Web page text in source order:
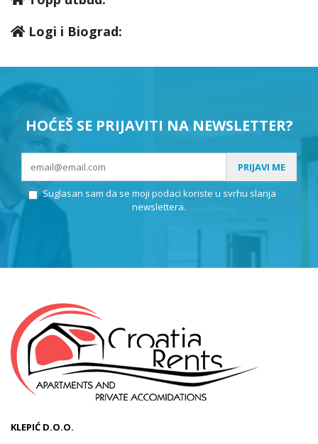
Logi i Biograd:
HOĆEŠ SE PRIJAVITI NA NEWSLETTER?
PRIJAVI ME
Suglasan sam da se moji podaci koriste u svrhu slanja
newslettera.
KLEPIĆ D.O.O.